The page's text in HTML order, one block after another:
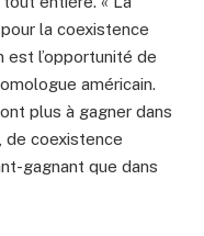
la coexistence
est l’opportunité de
américain.
plus à gagner dans
de coexistence
gagnant que dans